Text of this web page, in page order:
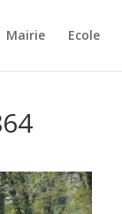
Mairie Ecole